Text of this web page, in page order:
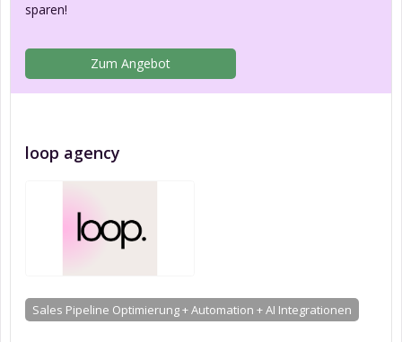
sparen!
Zum Angebot
loop agency
Sales Pipeline Optimierung + Automation + AI Integrationen